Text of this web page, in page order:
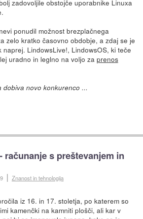
zadovoljile obstojče uporabnike Linuxa
ponudil možnost brezplačnega
zelo kratko časovno obdobje, a zdaj se je
LindowsLive!, LindowsOS, ki teče
uradno in leglno na voljo za prenos
novo konkurenco ...
računanje s preštevanjem in
Znanost in tehnologija
iz 16. in 17. stoletja, po katerem so
kamenčki na kamniti plošči, ali kar v